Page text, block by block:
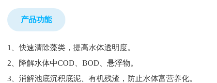
产品功能
1、快速清除藻类，提高水体透明度。
2、降解水体中COD、BOD、悬浮物。
3、消解池底沉积底泥、有机残渣，防止水体富营养化。